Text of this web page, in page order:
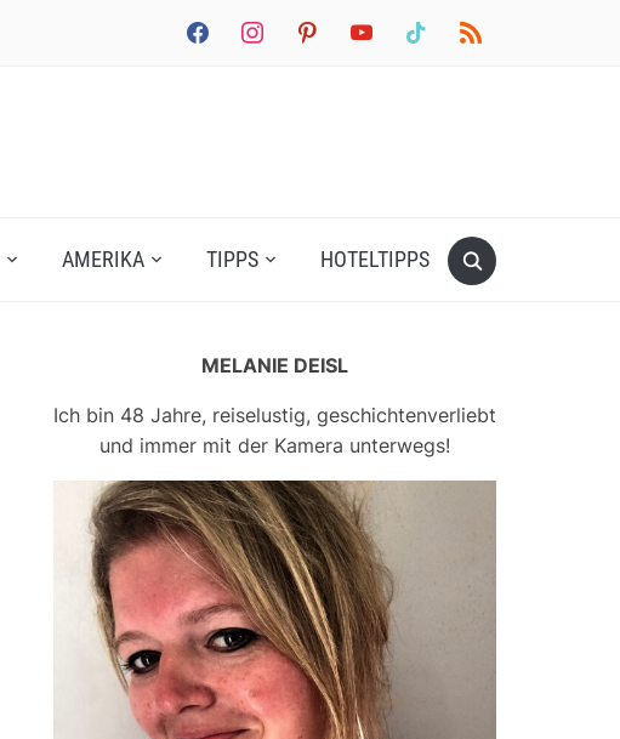
facebookinstagrampinterestyoutube tiktok rss
AMERIKA TIPPS HOTELTIPPS
MELANIE DEISL
Ich bin 48 Jahre, reiselustig, geschichtenverliebt
und immer mit der Kamera unterwegs!